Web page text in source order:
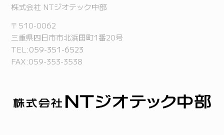
株式会社 NTジオテック中部
〒510-0062
三重県四日市市北浜田町1番20号
TEL:059-351-6523
FAX:059-353-3538